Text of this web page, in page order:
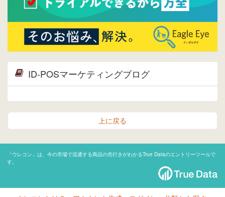
ID-POSマーケティングブログ
上に戻る
「ウレコン」は、今の市場で流通する商品の売行きがわかるTrue Dataのエントリーツールで
す。